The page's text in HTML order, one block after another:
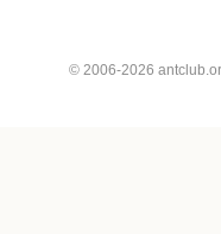
© 2006-2026